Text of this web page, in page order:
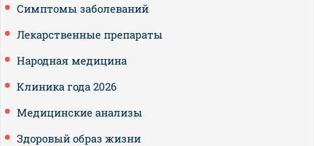
Симптомы заболеваний
Лекарственные препараты
Народная медицина
Клиника года 2026
Медицинские анализы
Здоровый образ жизни